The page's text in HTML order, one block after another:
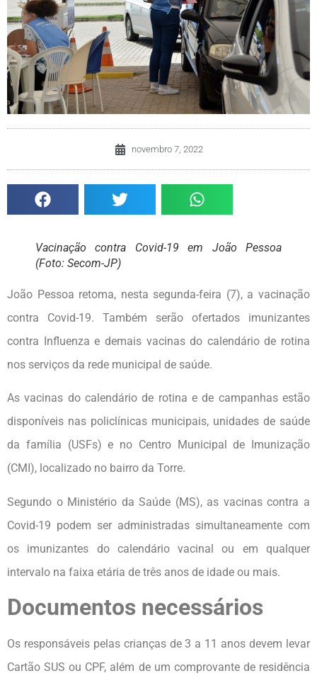
novembro 7, 2022
Vacinação contra Covid-19 em João Pessoa
(Foto: Secom-JP)
João Pessoa retoma, nesta segunda-feira (7), a vacinação
contra Covid-19. Também serão ofertados imunizantes
contra Influenza e demais vacinas do calendário de rotina
nos serviços da rede municipal de saúde.
As vacinas do calendário de rotina e de campanhas estão
disponíveis nas policlínicas municipais, unidades de saúde
da família (USFs) e no Centro Municipal de Imunização
(CMI), localizado no bairro da Torre.
Segundo o Ministério da Saúde (MS), as vacinas contra a
Covid-19 podem ser administradas simultaneamente com
os imunizantes do calendário vacinal ou em qualquer
intervalo na faixa etária de três anos de idade ou mais.
Documentos necessários
Os responsáveis pelas crianças de 3 a 11 anos devem levar
Cartão SUS ou CPF, além de um comprovante de residência